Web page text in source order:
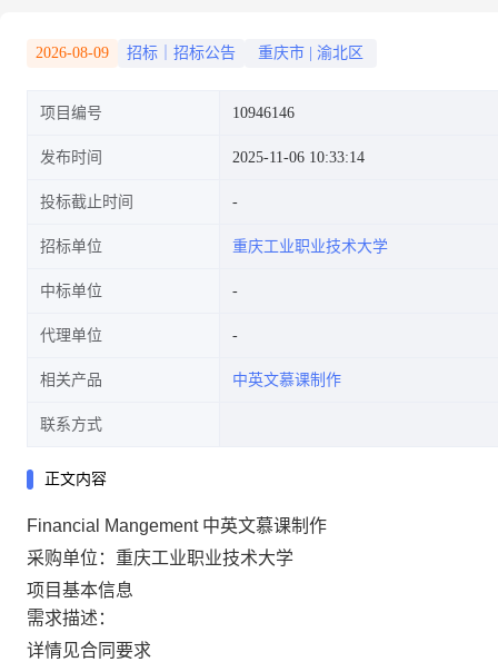
2026-08-09 招标｜招标公告 重庆市 渝北区
项目编号 10946146
发布时间 2025-11-06 10:33:14
投标截止时间
招标单位 重庆工业职业技术大学
中标单位
代理单位
相关产品 中英文慕课制作
联系方式
正文内容
Financial Mangement 中英文慕课制作
采购单位：重庆工业职业技术大学
项目基本信息
需求描述：
详情见合同要求